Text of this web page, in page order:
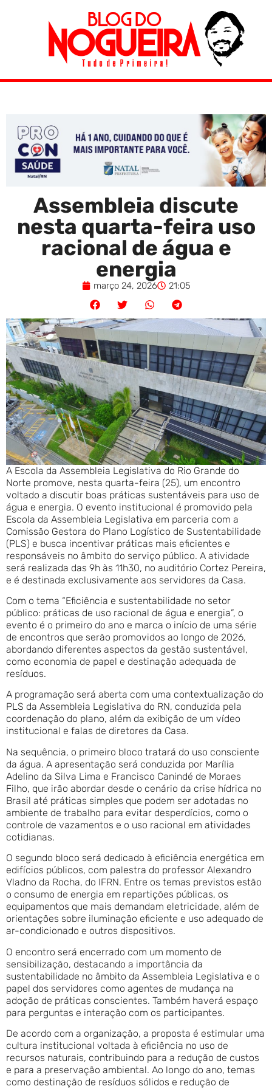
Assembleia discute
nesta quarta-feira uso
racional de água e
energia
março 24, 2026 21:05
A Escola da Assembleia Legislativa do Rio Grande do
Norte promove, nesta quarta-feira (25), um encontro
voltado a discutir boas práticas sustentáveis para uso de
água e energia. O evento institucional é promovido pela
Escola da Assembleia Legislativa em parceria com a
Comissão Gestora do Plano Logístico de Sustentabilidade
(PLS) e busca incentivar práticas mais eficientes e
responsáveis no âmbito do serviço público. A atividade
será realizada das 9h às 11h30, no auditório Cortez Pereira,
e é destinada exclusivamente aos servidores da Casa.
Com o tema “Eficiência e sustentabilidade no setor
público: práticas de uso racional de água e energia”, o
evento é o primeiro do ano e marca o início de uma série
de encontros que serão promovidos ao longo de 2026,
abordando diferentes aspectos da gestão sustentável,
como economia de papel e destinação adequada de
resíduos.
A programação será aberta com uma contextualização do
PLS da Assembleia Legislativa do RN, conduzida pela
coordenação do plano, além da exibição de um vídeo
institucional e falas de diretores da Casa.
Na sequência, o primeiro bloco tratará do uso consciente
da água. A apresentação será conduzida por Marília
Adelino da Silva Lima e Francisco Canindé de Moraes
Filho, que irão abordar desde o cenário da crise hídrica no
Brasil até práticas simples que podem ser adotadas no
ambiente de trabalho para evitar desperdícios, como o
controle de vazamentos e o uso racional em atividades
cotidianas.
O segundo bloco será dedicado à eficiência energética em
edifícios públicos, com palestra do professor Alexandro
Vladno da Rocha, do IFRN. Entre os temas previstos estão
o consumo de energia em repartições públicas, os
equipamentos que mais demandam eletricidade, além de
orientações sobre iluminação eficiente e uso adequado de
ar-condicionado e outros dispositivos.
O encontro será encerrado com um momento de
sensibilização, destacando a importância da
sustentabilidade no âmbito da Assembleia Legislativa e o
papel dos servidores como agentes de mudança na
adoção de práticas conscientes. Também haverá espaço
para perguntas e interação com os participantes.
De acordo com a organização, a proposta é estimular uma
cultura institucional voltada à eficiência no uso de
recursos naturais, contribuindo para a redução de custos
e para a preservação ambiental. Ao longo do ano, temas
como destinação de resíduos sólidos e redução de